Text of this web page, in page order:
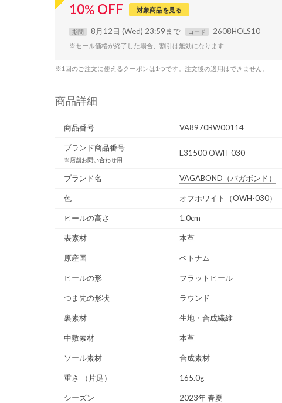
10% OFF 対象商品を見る
期間 8月12日 (Wed) 23:59まで コード 2608HOLS10
※セール価格が終了した場合、割引は無効になります
※1回のご注文に使えるクーポンは1つです。注文後の適用はできません。
商品詳細
商品番号 VA8970BW00114
ブランド商品番号
※店舗お問い合わせ用
E31500 OWH-030
ブランド名 VAGABOND （バガボンド）
色 オフホワイト（OWH-030）
ヒールの高さ 1.0cm
表素材 本革
原産国 ベトナム
ヒールの形 フラットヒール
つま先の形状 ラウンド
裏素材 生地・合成繊維
中敷素材 本革
ソール素材 合成素材
重さ （片足） 165.0g
シーズン 2023年 春夏